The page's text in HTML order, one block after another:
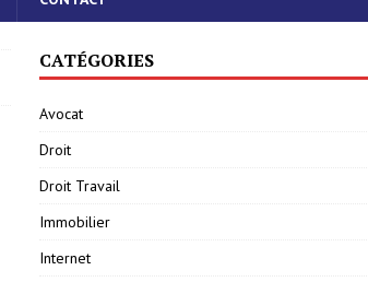
CATÉGORIES
Avocat
Droit
Droit Travail
Immobilier
Internet